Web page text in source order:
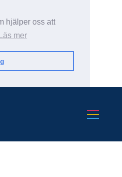
hjälper oss att
Läs mer